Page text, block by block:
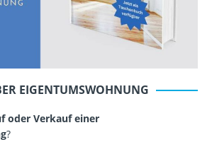
EIGENTUMSWOHNUNG
oder Verkauf einer
?